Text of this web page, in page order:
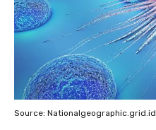
Source: Nationalgeographic.grid.id